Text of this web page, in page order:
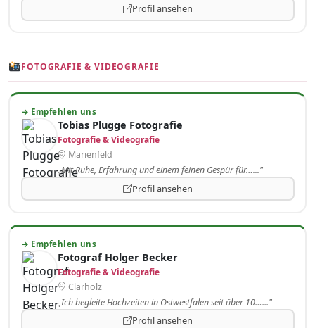
Profil ansehen
FOTOGRAFIE & VIDEOGRAFIE
→ Empfehlen uns
Tobias Plugge Fotografie
Fotografie & Videografie
Marienfeld
„Mit Ruhe, Erfahrung und einem feinen Gespür für…..."
Profil ansehen
→ Empfehlen uns
Fotograf Holger Becker
Fotografie & Videografie
Clarholz
„Ich begleite Hochzeiten in Ostwestfalen seit über 10…..."
Profil ansehen